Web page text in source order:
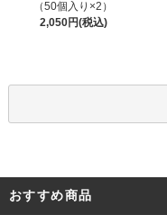
（50個入り×2）
2,050円(税込)
おすすめ商品